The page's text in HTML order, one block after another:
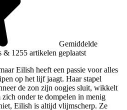
Gemiddelde
& 1255 artikelen geplaatst
Eilish heeft een passie voor alles
op het lijf jaagt. Haar stapel
de zon zijn oogjes sluit, wikkelt
onder te dompelen in menig
Eilish is altijd vlijmscherp. Ze